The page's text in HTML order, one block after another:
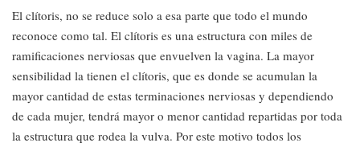
El clítoris, no se reduce solo a esa parte que todo el mundo
reconoce como tal. El clítoris es una estructura con miles de
ramificaciones nerviosas que envuelven la vagina. La mayor
sensibilidad la tienen el clítoris, que es donde se acumulan la
mayor cantidad de estas terminaciones nerviosas y dependiendo
de cada mujer, tendrá mayor o menor cantidad repartidas por toda
la estructura que rodea la vulva. Por este motivo todos los